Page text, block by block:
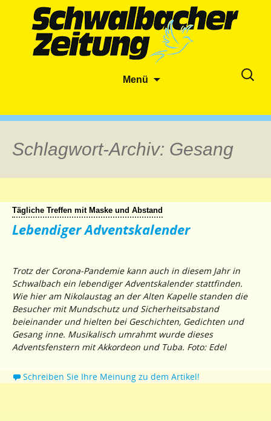
Menü
Suche
Schlagwort-Archiv: Gesang
Tägliche Treffen mit Maske und Abstand
Lebendiger Adventskalender
Trotz der Corona-Pandemie kann auch in diesem Jahr in
Schwalbach ein lebendiger Adventskalender stattfinden.
Wie hier am Nikolaustag an der Alten Kapelle standen die
Besucher mit Mundschutz und Sicherheitsabstand
beieinander und hielten bei Geschichten, Gedichten und
Gesang inne. Musikalisch umrahmt wurde dieses
Adventsfenstern mit Akkordeon und Tuba. Foto: Edel
Schreiben Sie Ihre Meinung zu dem Artikel!